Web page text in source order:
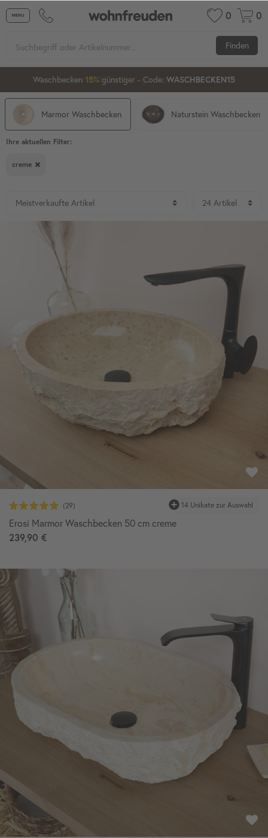
0 0
Finden
15%
Waschbecken ab 80 cm20%günstiger- Code:XXL-20
Naturstein Waschbecken
Marmor Waschbecken
Ihre aktuellen Filter:
creme
14 Unikate zur Auswahl
Erosi Marmor Waschbecken 50 cm creme
239,90 €